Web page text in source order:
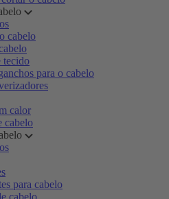
cabelo
tecido
para o cabelo
calor
cabelo
para cabelo
cabelo